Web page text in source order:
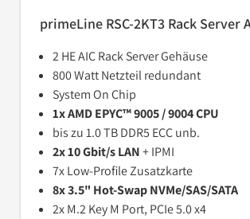
primeLine RSC-2KT3 Rack Server
2 HE AIC Rack Server Gehäuse
800 Watt Netzteil redundant
System On Chip
1x AMD EPYC™ 9005 / 9004 CPU
bis zu 1.0 TB DDR5 ECC unb.
2x 10 Gbit/s LAN+ IPMI
7x Low-Profile Zusatzkarte
8x 3.5" Hot-Swap NVMe/SAS/SATA
2x M.2 Key M Port, PCIe 5.0 x4